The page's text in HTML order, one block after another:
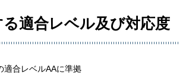
適合レベル及び対応度
適合レベルAAに準拠